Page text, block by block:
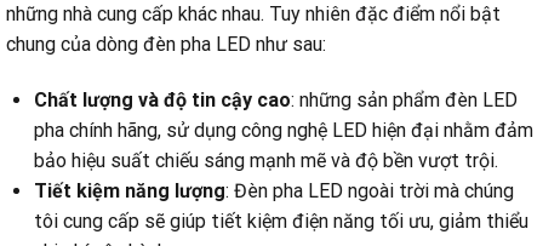
những nhà cung cấp khác nhau. Tuy nhiên đặc điểm nổi bật
chung của dòng đèn pha LED như sau:
Chất lượng và độ tin cậy cao: những sản phẩm đèn LED
pha chính hãng, sử dụng công nghệ LED hiện đại nhằm đảm
bảo hiệu suất chiếu sáng mạnh mẽ và độ bền vượt trội.
Tiết kiệm năng lượng: Đèn pha LED ngoài trời mà chúng
tôi cung cấp sẽ giúp tiết kiệm điện năng tối ưu, giảm thiểu